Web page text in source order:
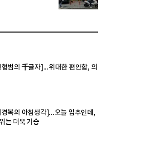
형범의 千글자]...위대한 편안함, 의
경복의 아침생각]...오늘 입추인데,
는 더욱 기승